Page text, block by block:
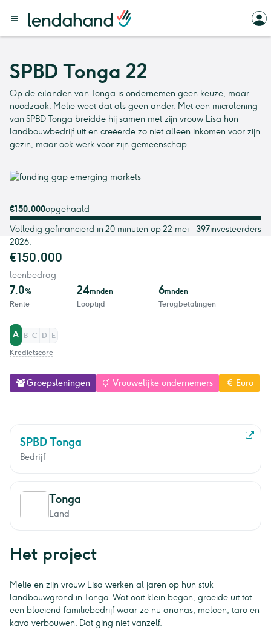
SPBD Tonga 22
Op de eilanden van Tonga is ondernemen geen keuze, maar
noodzaak. Melie weet dat als geen ander. Met een microlening
van SPBD Tonga breidde hij samen met zijn vrouw Lisa hun
landbouwbedrijf uit en creëerde zo niet alleen inkomen voor zijn
gezin, maar ook werk voor zijn gemeenschap.
SPBD Tonga
Bedrijf
Tonga
Land
Het project
Melie en zijn vrouw Lisa werken al jaren op hun stuk
landbouwgrond in Tonga. Wat ooit klein begon, groeide uit tot
een bloeiend familiebedrijf waar ze nu ananas, meloen, taro en
kava verbouwen. Dat ging niet vanzelf.
€150.000opgehaald
Volledig gefinancierd in 20 minuten op 22 mei
2026.
397investeerders
€150.000
leenbedrag
7.0%
Rente
24mnden
Looptijd
6mnden
Terugbetalingen
A B C D
E
Kredietscore
Groepsleningen Vrouwelijke ondernemers Euro